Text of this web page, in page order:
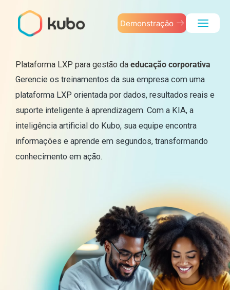
Demonstração
Plataforma LXP para gestão da educação corporativa
Gerencie os treinamentos da sua empresa com uma
plataforma LXP orientada por dados, resultados reais e
suporte inteligente à aprendizagem. Com a KIA, a
inteligência artificial do Kubo, sua equipe encontra
informações e aprende em segundos, transformando
conhecimento em ação.